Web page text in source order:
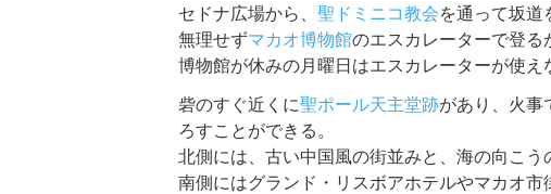
セドナ広場から、 聖ドミニコ教会を通って坂道
無理せずマカオ博物館のエスカレーターで登る
博物館が休みの月曜日はエスカレーターが使え
砦のすぐ近くに聖ポール天主堂跡があり、火事
ろすことができる。
北側には、古い中国風の街並みと、海の向こう
南側にはグランド・リスボアホテルやマカオ市